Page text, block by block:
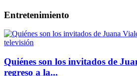
Entretenimiento
Quiénes son los invitados de
regreso a la...